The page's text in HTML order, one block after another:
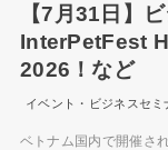
【7月31日】
InterPetFest
2026！など
イベント・ビジネスセミ
ベトナム国内で開催さ